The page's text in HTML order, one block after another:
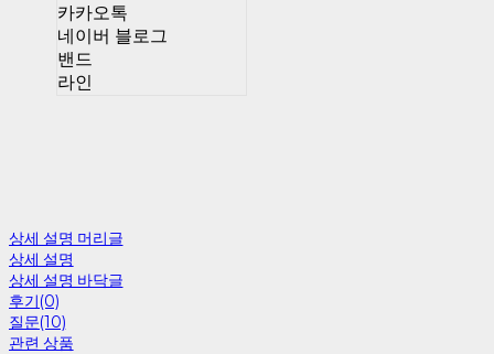
카카오톡
네이버 블로그
밴드
라인
상세 설명 머리글
상세 설명
상세 설명 바닥글
후기(0)
질문(10)
관련 상품